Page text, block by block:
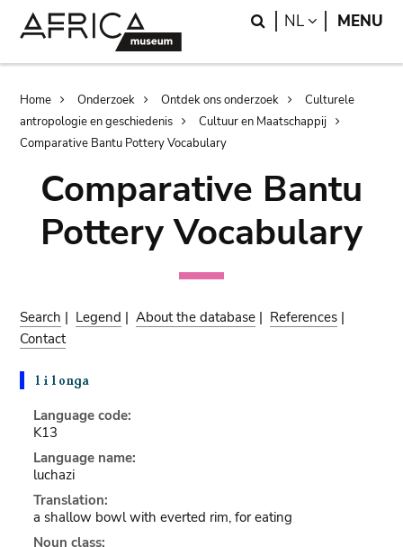
Search
NL LANGUAGE
MENU
Breadcrumb
Home Onderzoek Ontdek ons onderzoek
Culturele
antropologie en geschiedenis
Cultuur en Maatschappij
Comparative Bantu Pottery Vocabulary
Comparative Bantu
Pottery Vocabulary
Search | Legend |About the database | References |
Contact
Language code:
K13
Language name:
luchazi
Translation:
a shallow bowl with everted rim, for eating
Noun class: